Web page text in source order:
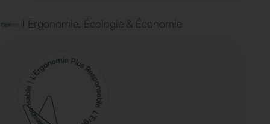
| Ergonomie, Écologie & Économie